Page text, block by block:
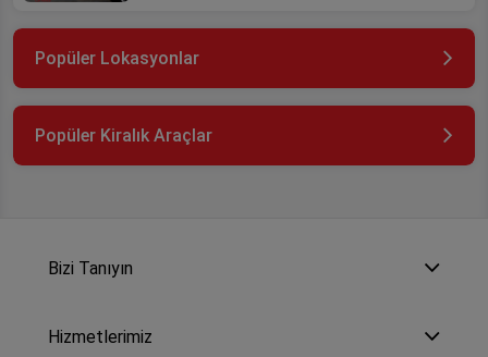
Popüler Lokasyonlar
Popüler Kiralık Araçlar
Bizi Tanıyın
Hizmetlerimiz